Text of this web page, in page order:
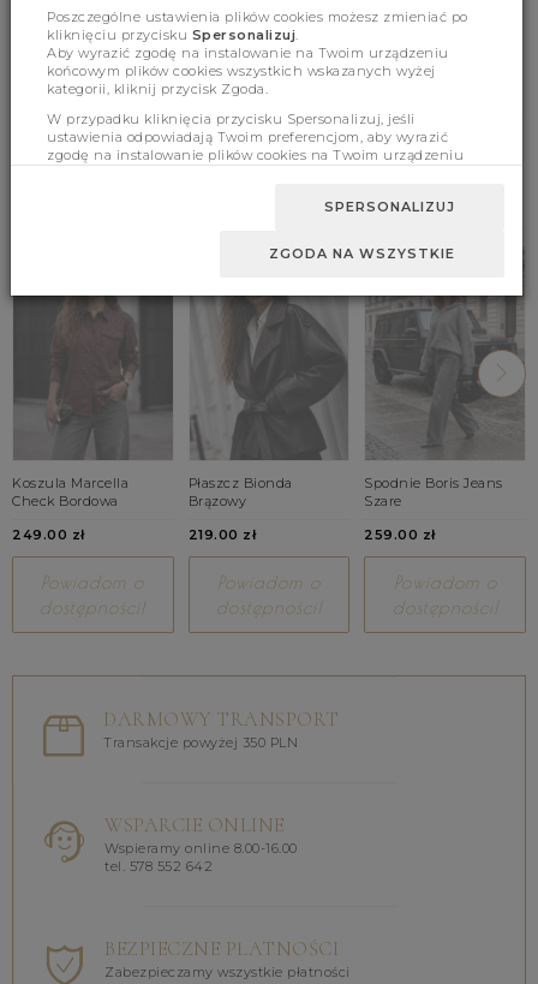
Wymiary
Koszula Marcella
Check Bordowa
249.00 zł
Powiadom o
dostępności!
Płaszcz Bionda
Brązowy
219.00 zł
Powiadom o
dostępności!
Spodnie Boris Jeans
Szare
259.00 zł
Powiadom o
dostępności!
DARMOWY TRANSPORT
Transakcje powyżej 350 PLN
WSPARCIE ONLINE
Wspieramy online 8.00-16.00
tel. 578 552 642
BEZPIECZNE PŁATNOŚCI
Zabezpieczamy wszystkie płatności
Poszczególne ustawienia plików cookies możesz zmieniać po
kliknięciu przycisku Spersonalizuj
Aby wyrazić zgodę na instalowanie na Twoim urządzeniu
końcowym plików cookies wszystkich wskazanych wyżej
kategorii, kliknij przycisk Zgoda.
W przypadku kliknięcia przycisku Spersonalizuj, jeśli
ustawienia odpowiadają Twoim preferencjom, aby wyrazić
zgodę na instalowanie plików cookies na Twoim urządzeniu
SPERSONALIZUJ
ZGODA NA WSZYSTKIE